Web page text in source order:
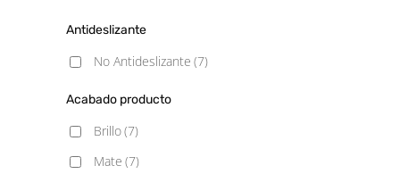
Antideslizante
No Antideslizante (7)
Acabado producto
Brillo(7)
Mate (7)